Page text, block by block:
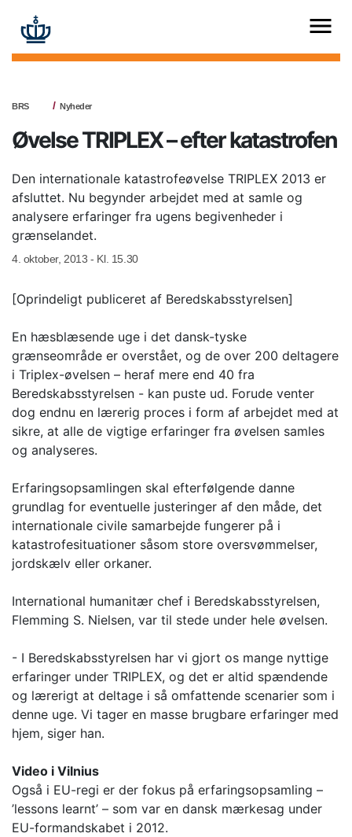
BRS Nyheder
Øvelse TRIPLEX – efter katastrofen
Den internationale katastrofeøvelse TRIPLEX 2013 er
afsluttet. Nu begynder arbejdet med at samle og
analysere erfaringer fra ugens begivenheder i
grænselandet.
4. oktober, 2013 - Kl. 15.30
[Oprindeligt publiceret af Beredskabsstyrelsen]
En hæsblæsende uge i det dansk-tyske
grænseområde er overstået, og de over 200 deltagere
i Triplex-øvelsen – heraf mere end 40 fra
Beredskabsstyrelsen - kan puste ud. Forude venter
dog endnu en lærerig proces i form af arbejdet med at
sikre, at alle de vigtige erfaringer fra øvelsen samles
og analyseres.
Erfaringsopsamlingen skal efterfølgende danne
grundlag for eventuelle justeringer af den måde, det
internationale civile samarbejde fungerer på i
katastrofesituationer såsom store oversvømmelser,
jordskælv eller orkaner.
International humanitær chef i Beredskabsstyrelsen,
Flemming S. Nielsen, var til stede under hele øvelsen.
- I Beredskabsstyrelsen har vi gjort os mange nyttige
erfaringer under TRIPLEX, og det er altid spændende
og lærerigt at deltage i så omfattende scenarier som i
denne uge. Vi tager en masse brugbare erfaringer med
hjem, siger han.
Video i Vilnius
Også i EU-regi er der fokus på erfaringsopsamling –
’lessons learnt’ – som var en dansk mærkesag under
EU-formandskabet i 2012.